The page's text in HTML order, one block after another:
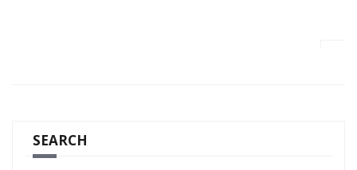
SEARCH